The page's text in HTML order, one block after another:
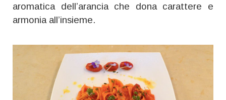
aromatica dell’arancia che dona carattere e
armonia all’insieme.